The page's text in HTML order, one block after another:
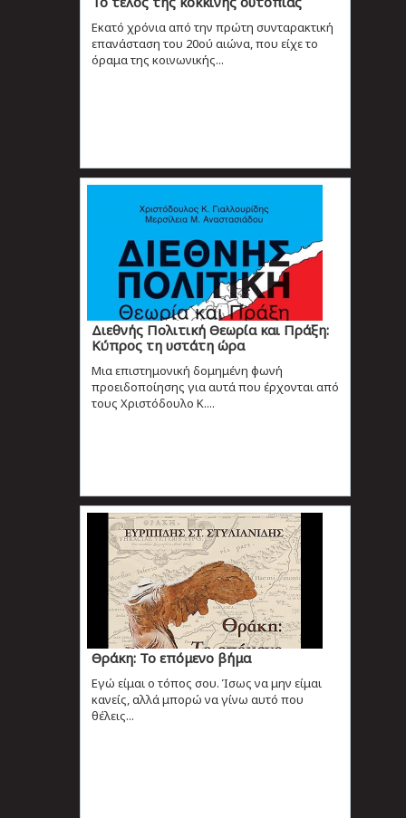
Εκατό χρόνια από την πρώτη συνταρακτική
επανάσταση του 20ού αιώνα, που είχε το
όραμα της κοινωνικής...
Διεθνής Πολιτική Θεωρία και Πράξη:
Κύπρος τη υστάτη ώρα
Μια επιστημονική δομημένη φωνή
προειδοποίησης για αυτά που έρχονται από
τους Χριστόδουλο Κ....
Θράκη: Το επόμενo βήμα
Εγώ είμαι ο τόπος σου. Ίσως να μην είμαι
κανείς, αλλά μπορώ να γίνω αυτό που
θέλεις...